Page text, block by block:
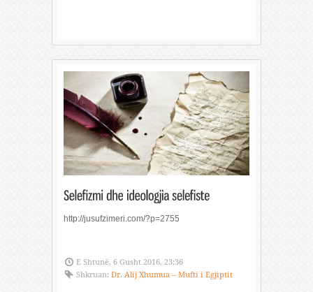
http://jusufzimeri.com/?p=2755
E Shtunë, 6 Gusht 2016, 23:36
Shkruan: Dr. Alij Xhumua – Mufti i Egjiptit